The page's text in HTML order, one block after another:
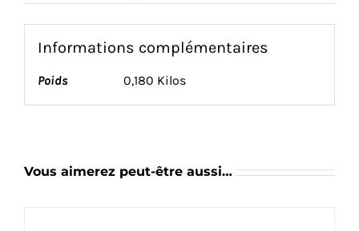
Informations complémentaires
Poids 0,180 Kilos
Vous aimerez peut-être aussi…